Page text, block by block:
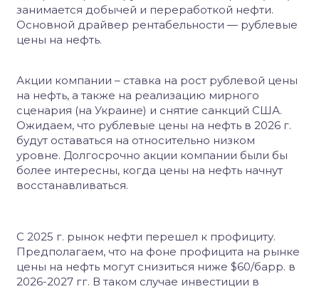
занимается добычей и переработкой нефти.
Основной драйвер рентабельности — рублевые
цены на нефть.
Акции компании – ставка на рост рублевой цены
на нефть, а также на реализацию мирного
сценария (на Украине) и снятие санкций США.
Ожидаем, что рублевые цены на нефть в 2026 г.
будут оставаться на относительно низком
уровне. Долгосрочно акции компании были бы
более интересны, когда цены на нефть начнут
восстанавливаться.
С 2025 г. рынок нефти перешел к профициту.
Предполагаем, что на фоне профицита на рынке
цены на нефть могут снизиться ниже $60/барр. в
2026-2027 гг. В таком случае инвестиции в